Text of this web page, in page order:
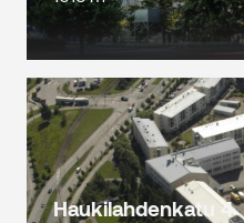
Haukilahdenkatu 4